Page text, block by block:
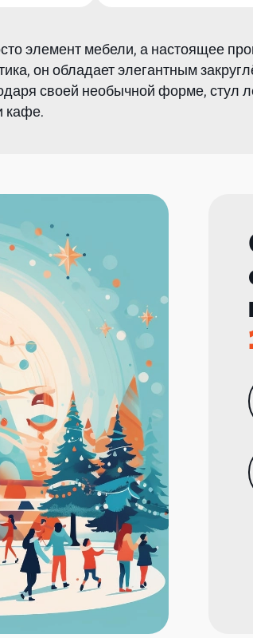
элемент мебели, а настоящее
он обладает элегантным
своей необычной форме, стул
кафе.